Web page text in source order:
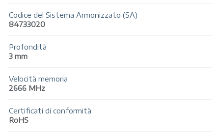
Codice del Sistema Armonizzato (SA)
84733020
Profondità
3 mm
Velocità memoria
2666 MHz
Certificati di conformità
RoHS